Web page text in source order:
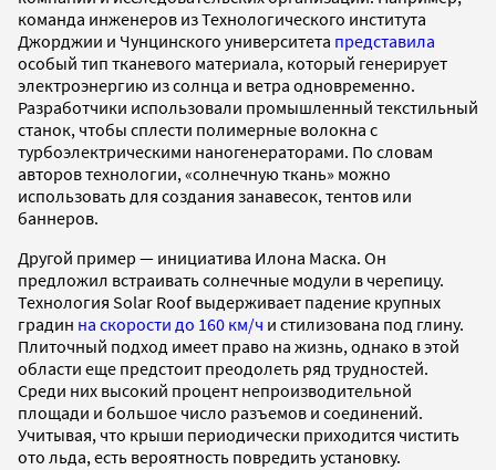
команда инженеров из Технологического института
Джорджии и Чунцинского университета представила
особый тип тканевого материала, который генерирует
электроэнергию из солнца и ветра одновременно.
Разработчики использовали промышленный текстильный
станок, чтобы сплести полимерные волокна с
турбоэлектрическими наногенераторами. По словам
авторов технологии, «солнечную ткань» можно
использовать для создания занавесок, тентов или
баннеров.
Другой пример — инициатива Илона Маска. Он
предложил встраивать солнечные модули в черепицу.
Технология Solar Roof выдерживает падение крупных
градин на скорости до 160 км/ч и стилизована под глину.
Плиточный подход имеет право на жизнь, однако в этой
области еще предстоит преодолеть ряд трудностей.
Среди них высокий процент непроизводительной
площади и большое число разъемов и соединений.
Учитывая, что крыши периодически приходится чистить
ото льда, есть вероятность повредить установку.